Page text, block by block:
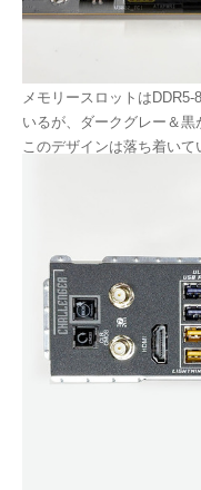
メモリースロットは
いるが、ダークグレー＆
このデザインは落ち着いて